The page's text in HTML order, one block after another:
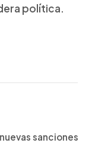
política.
sanciones